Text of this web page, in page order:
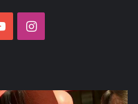
YouTubeInstagram